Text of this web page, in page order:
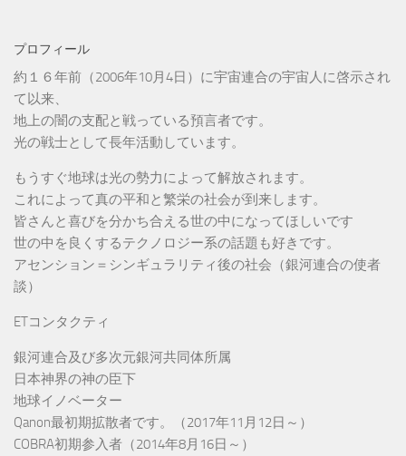
プロフィール
約１６年前（2006年10月4日）に宇宙連合の宇宙人に啓示され
て以来、
地上の闇の支配と戦っている預言者です。
光の戦士として長年活動しています。
もうすぐ地球は光の勢力によって解放されます。
これによって真の平和と繁栄の社会が到来します。
皆さんと喜びを分かち合える世の中になってほしいです
世の中を良くするテクノロジー系の話題も好きです。
アセンション＝シンギュラリティ後の社会（銀河連合の使者
談）
ETコンタクティ
銀河連合及び多次元銀河共同体所属
日本神界の神の臣下
地球イノベーター
Qanon最初期拡散者です。（2017年11月12日～）
COBRA初期参入者（2014年8月16日～）